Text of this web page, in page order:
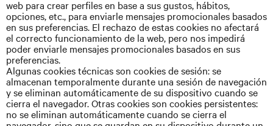
web para crear perfiles en base a sus gustos, hábitos,
opciones, etc., para enviarle mensajes promocionales basados
en sus preferencias. El rechazo de estas cookies no afectará
el correcto funcionamiento de la web, pero nos impedirá
poder enviarle mensajes promocionales basados en sus
preferencias.
Algunas cookies técnicas son cookies de sesión: se
almacenan temporalmente durante una sesión de navegación
y se eliminan automáticamente de su dispositivo cuando se
cierra el navegador. Otras cookies son cookies persistentes:
no se eliminan automáticamente cuando se cierra el